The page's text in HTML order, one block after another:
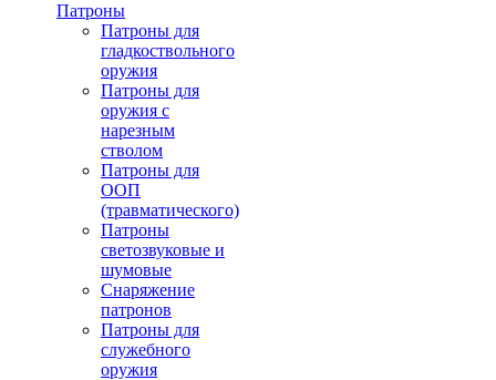
Патроны
Патроны для
гладкоствольного
оружия
Патроны для
оружия с
нарезным
стволом
Патроны для
ООП
(травматического)
Патроны
светозвуковые и
шумовые
Снаряжение
патронов
Патроны для
служебного
оружия